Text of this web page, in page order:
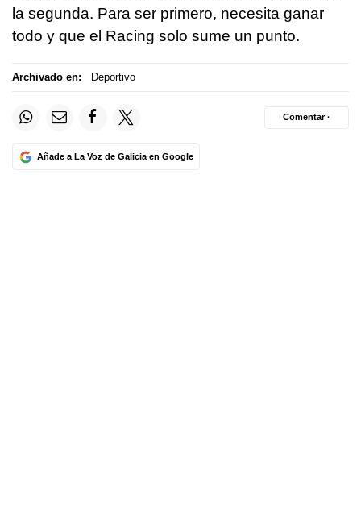
la segunda. Para ser primero, necesita ganar
todo y que el Racing solo sume un punto.
Archivado en: Deportivo
Añade a La Voz de Galicia en Google
Comentar ·